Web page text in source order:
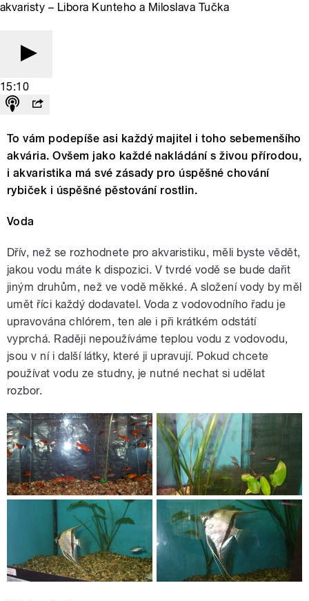
akvaristy – Libora Kunteho a Miloslava Tučka
15:10
To vám podepíše asi každý majitel i toho sebemenšího
akvária. Ovšem jako každé nakládání s živou přírodou,
i akvaristika má své zásady pro úspěšné chování
rybiček i úspěšné pěstování rostlin.
Voda
Dřív, než se rozhodnete pro akvaristiku, měli byste vědět,
jakou vodu máte k dispozici. V tvrdé vodě se bude dařit
jiným druhům, než ve vodě měkké. A složení vody by měl
umět říci každý dodavatel. Voda z vodovodního řadu je
upravována chlórem, ten ale i při krátkém odstátí
vyprchá. Raději nepoužíváme teplou vodu z vodovodu,
jsou v ní i další látky, které ji upravují. Pokud chcete
používat vodu ze studny, je nutné nechat si udělat
rozbor.